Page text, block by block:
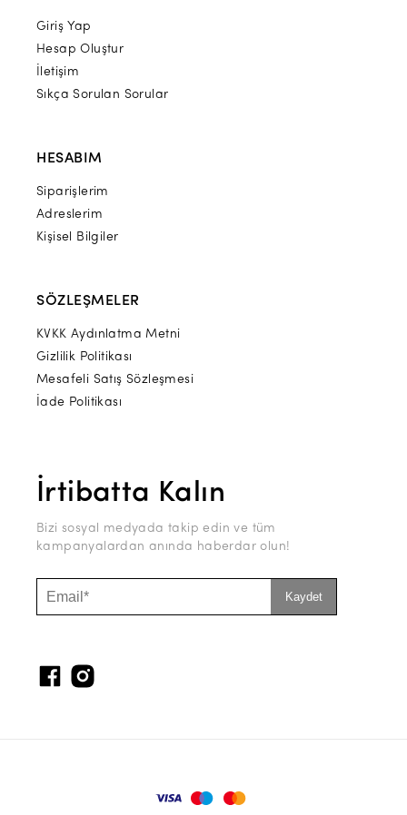
Giriş Yap
Hesap Oluştur
İletişim
Sıkça Sorulan Sorular
HESABIM
Siparişlerim
Adreslerim
Kişisel Bilgiler
SÖZLEŞMELER
KVKK Aydınlatma Metni
Gizlilik Politikası
Mesafeli Satış Sözleşmesi
İade Politikası
İrtibatta Kalın
Bizi sosyal medyada takip edin ve tüm
kampanyalardan anında haberdar olun!
Kaydet